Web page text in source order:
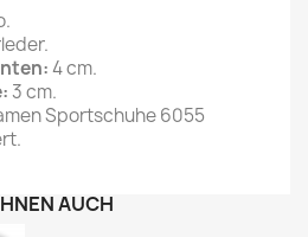
4 cm.
3 cm.
Sportschuhe 6055
AUCH